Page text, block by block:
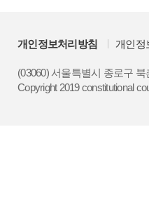
개인정보처리방침 개인정
(03060) 서울특별시 종로구
Copyright 2019 constitutional